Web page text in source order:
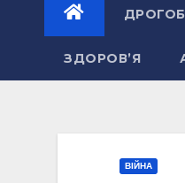
ЗДОРОВ’Я
ВІЙНА